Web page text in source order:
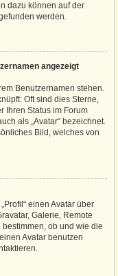
dazu können auf der
werden.
angezeigt
Benutzernamen stehen.
Oft sind dies Sterne,
Ihren Status im Forum
als „Avatar“ bezeichnet.
Bild, welches von
einen Avatar über
Galerie, Remote
ob und wie die
Avatar benutzen